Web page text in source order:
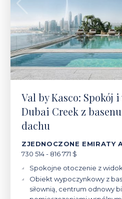
Val by Kasco: Spokój
Dubai Creek z
dachu
ZJEDNOCZONE EMIRATY
730 514 - 816 771 $
Spokojne otoczenie z
Obiekt wypoczynkowy z
siłownią, centrum odnowy